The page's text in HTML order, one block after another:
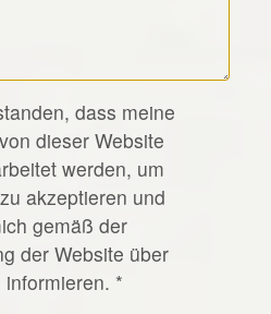
dass meine
dieser Website
werden, um
akzeptieren und
gemäß der
der Website über
*